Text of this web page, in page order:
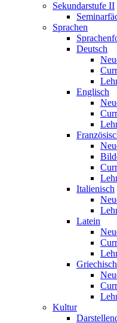
Sekundarstufe II
Sprachen
Deutsch
Englisch
Italienisch
Latein
Griechisch
Kultur